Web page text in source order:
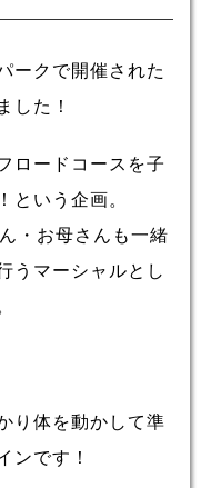
ークで開催された
した！
ロードコースを子
という企画。
・お母さんも一緒
うマーシャルとし
り体を動かして準
ンです！